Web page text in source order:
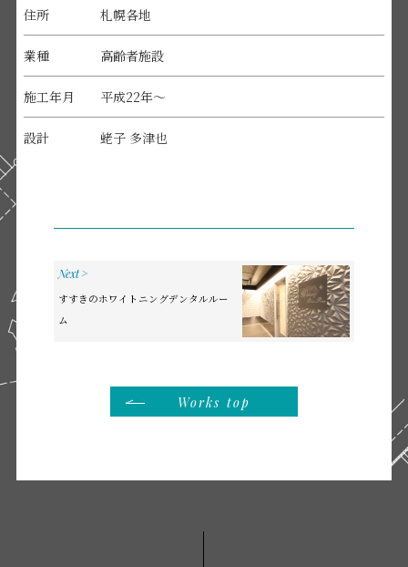
住所 札幌各地
業種 高齢者施設
施工年月 平成22年～
設計 蛯子 多津也
Next>
すすきのホワイトニングデンタルルー
ム
Works top